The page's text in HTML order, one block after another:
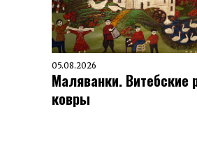
05.08.2026
Маляванки. Витебские
ковры